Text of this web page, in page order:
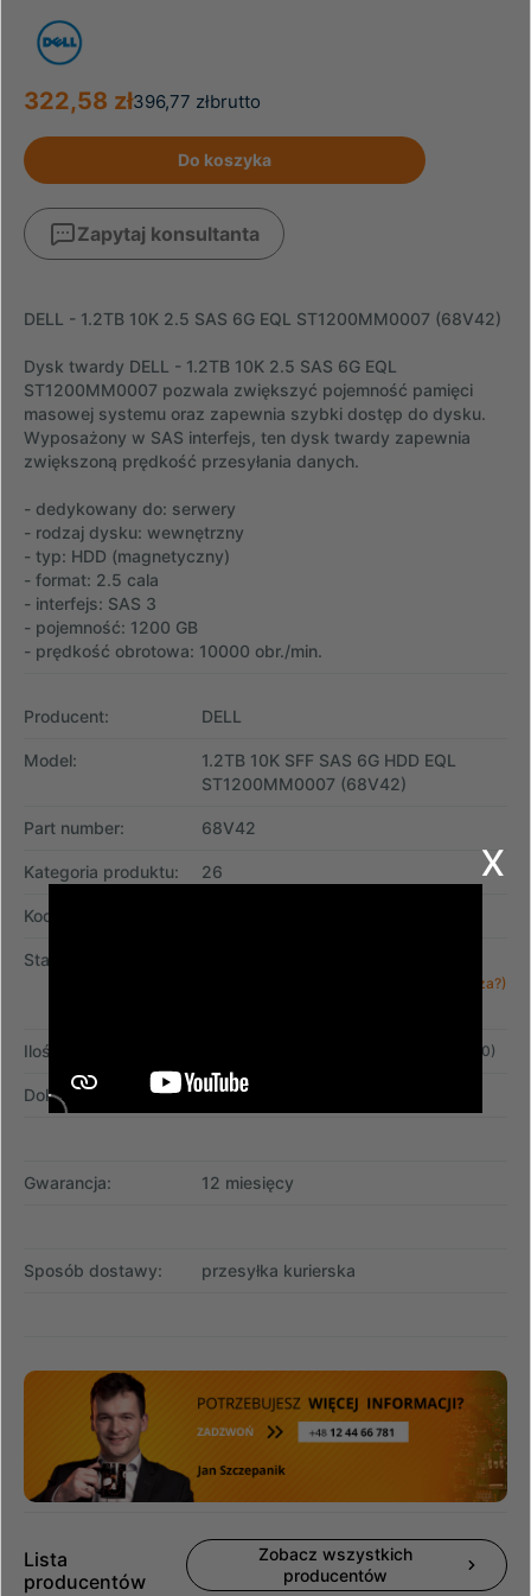
brutto
396,77 zł
322,58 zł
Do koszyka
Zapytaj konsultanta
DELL - 1.2TB 10K 2.5 SAS 6G EQL ST1200MM0007 (68V42)
Dysk twardy DELL - 1.2TB 10K 2.5 SAS 6G EQL
ST1200MM0007 pozwala zwiększyć pojemność pamięci
masowej systemu oraz zapewnia szybki dostęp do dysku.
Wyposażony w SAS interfejs, ten dysk twardy zapewnia
zwiększoną prędkość przesyłania danych.
- dedykowany do: serwery
- rodzaj dysku: wewnętrzny
- typ: HDD (magnetyczny)
- format: 2.5 cala
- interfejs: SAS 3
- pojemność: 1200 GB
- prędkość obrotowa: 10000 obr./min.
Producent: DELL
Model:
1.2TB 10K SFF SAS 6G HDD EQL
ST1200MM0007 (68V42)
Part number: 68V42
Kategoria produktu: 26
Kod wewnętrzny:
Stan produktu:
oznacza?)
Ilość na magazynie: 54 szt. (stan aktualny na: 2026-08-10 01:00)
Dokument zakupu: faktura VAT
Gwarancja: 12 miesięcy
Sposób dostawy: przesyłka kurierska
Lista
producentów
Zobacz wszystkich
producentów
x